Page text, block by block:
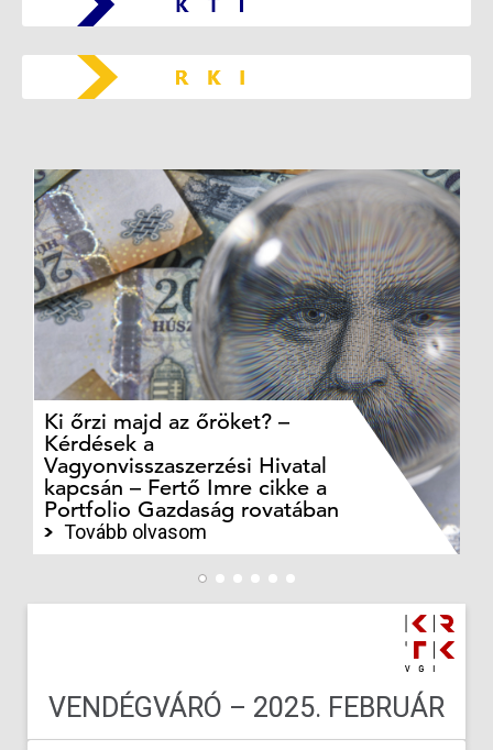
Ki őrzi majd az őröket? –
Kérdések a
Vagyonvisszaszerzési Hivatal
kapcsán – Fertő Imre cikke a
Portfolio Gazdaság rovatában
Tovább olvasom
VENDÉGVÁRÓ – 2025. FEBRUÁR